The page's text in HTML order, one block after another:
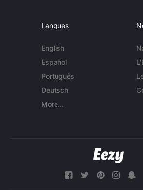
Langues
English
Español
Português
Deutsch
More...